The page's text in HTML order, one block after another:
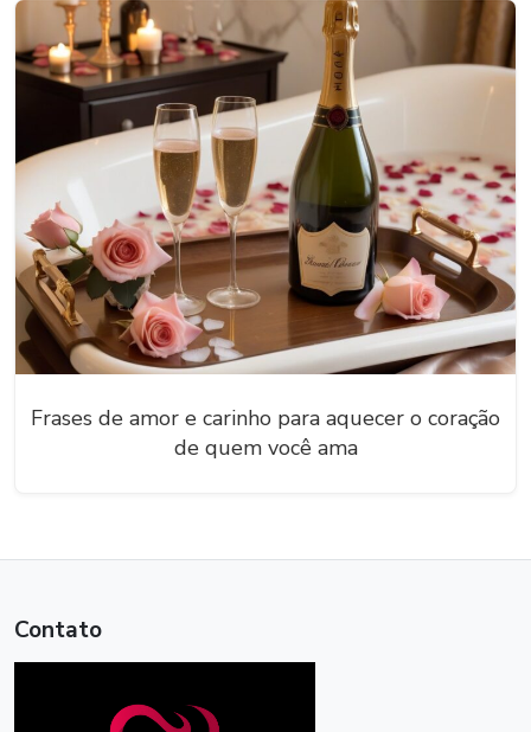
Frases de amor e carinho para aquecer o coração
de quem você ama
Contato